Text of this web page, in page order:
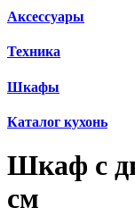
Аксессуары
Техника
Шкафы
Каталог кухонь
Шкаф с
см